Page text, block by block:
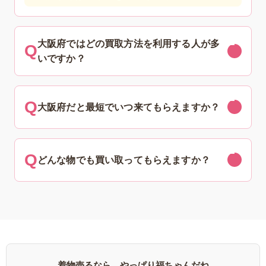
大阪府ではどの買取方法を利用する人が多
いですか？
大阪府だと最短でいつ来てもらえますか？
どんな物でも買い取ってもらえますか？